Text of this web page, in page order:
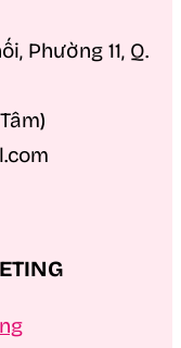
Phường 11, Q.